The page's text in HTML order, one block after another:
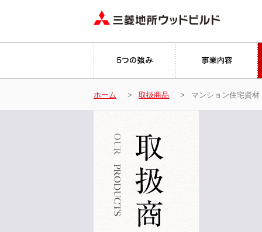
ホーム 取扱商品 マンション住宅資材